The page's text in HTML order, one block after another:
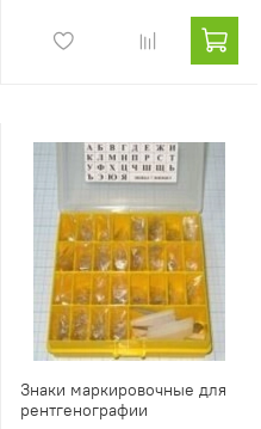
Знаки маркировочные для
рентгенографии